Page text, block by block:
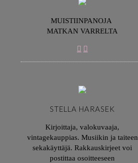
MUISTIINPANOJA
MATKAN VARRELTA
STELLA HARASEK
Kirjoittaja, valokuvaaja,
vintagekauppias. Musiikin ja taiteen
sekakäyttäjä. Rakkauskirjeet voi
postittaa osoitteeseen